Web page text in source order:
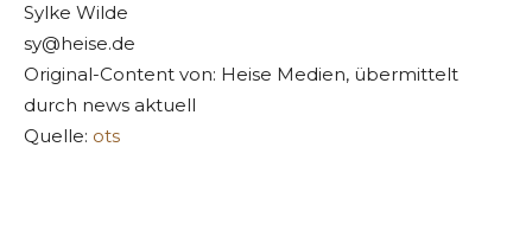
Sylke Wilde
sy@heise.de
Original-Content von: Heise Medien, übermittelt
durch news aktuell
Quelle: ots